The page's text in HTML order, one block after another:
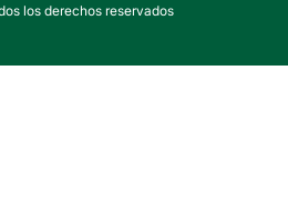
los derechos reservados